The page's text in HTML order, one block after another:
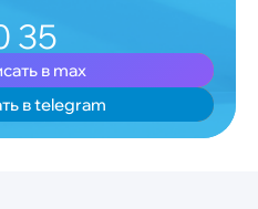
35
в max
в telegram